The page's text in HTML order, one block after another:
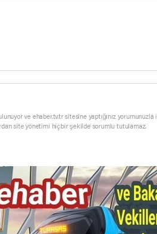
ve ehaber.tv.tr sitesine yaptığınız
site yönetimi hiçbir şekilde sorumlu tutulamaz.